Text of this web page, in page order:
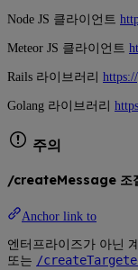
Node JS 클라이언트
Meteor JS 클라이언트
Rails 라이브러리
Golang 라이브러리
주의
/createMessage 조
Anchor link to
엔터프라이즈가 아닌
또는 /